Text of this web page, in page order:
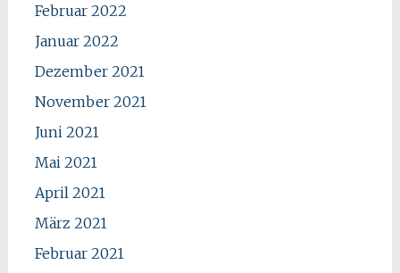
Februar 2022
Januar 2022
Dezember 2021
November 2021
Juni 2021
Mai 2021
April 2021
März 2021
Februar 2021